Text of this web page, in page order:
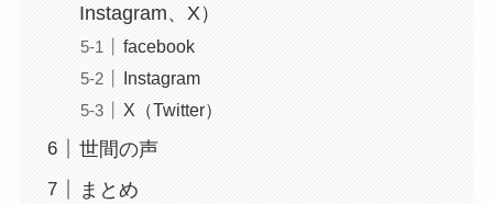
Instagram、X）
facebook
Instagram
X（Twitter）
世間の声
まとめ